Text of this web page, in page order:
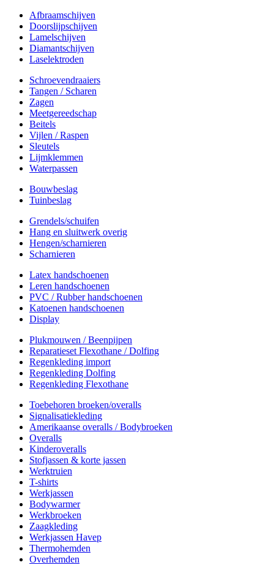
Afbraamschijven
Doorslijpschijven
Lamelschijven
Diamantschijven
Laselektroden
Schroevendraaiers
Tangen / Scharen
Zagen
Meetgereedschap
Beitels
Vijlen / Raspen
Sleutels
Lijmklemmen
Waterpassen
Bouwbeslag
Tuinbeslag
Grendels/schuifen
Hang en sluitwerk overig
Hengen/scharnieren
Scharnieren
Latex handschoenen
Leren handschoenen
PVC / Rubber handschoenen
Katoenen handschoenen
Display
Plukmouwen / Beenpijpen
Reparatieset Flexothane / Dolfing
Regenkleding import
Regenkleding Dolfing
Regenkleding Flexothane
Toebehoren broeken/overalls
Signalisatiekleding
Amerikaanse overalls / Bodybroeken
Overalls
Kinderoveralls
Stofjassen & korte jassen
Werktruien
T-shirts
Werkjassen
Bodywarmer
Werkbroeken
Zaagkleding
Werkjassen Havep
Thermohemden
Overhemden